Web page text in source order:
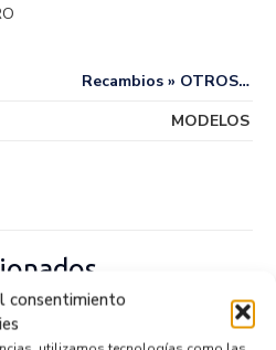
consentimiento
Recambios » OTROS…
MODELOS